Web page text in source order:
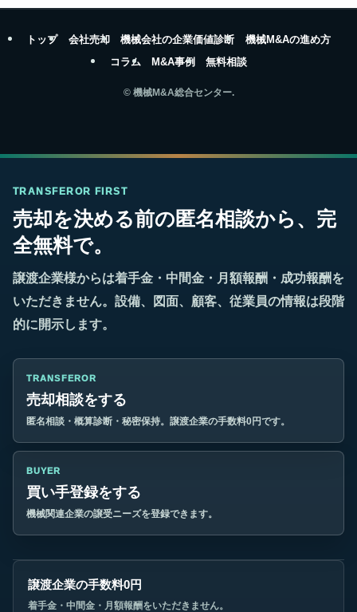
トップ 会社売却 機械会社の企業価値診断
機械M&Aの進め方
コラム
M&A事例 無料相談
©機械M&A総合センター.
TRANSFEROR FIRST
売却を決める前の匿名相談から、完
全無料で。
譲渡企業様からは着手金・中間金・月額報酬・成功報酬を
いただきません。設備、図面、顧客、従業員の情報は段階
的に開示します。
TRANSFEROR
売却相談をする
匿名相談・概算診断・秘密保持。譲渡企業の手数料0円です。
BUYER
買い手登録をする
機械関連企業の譲受ニーズを登録できます。
譲渡企業の手数料0円
着手金・中間金・月額報酬をいただきません。